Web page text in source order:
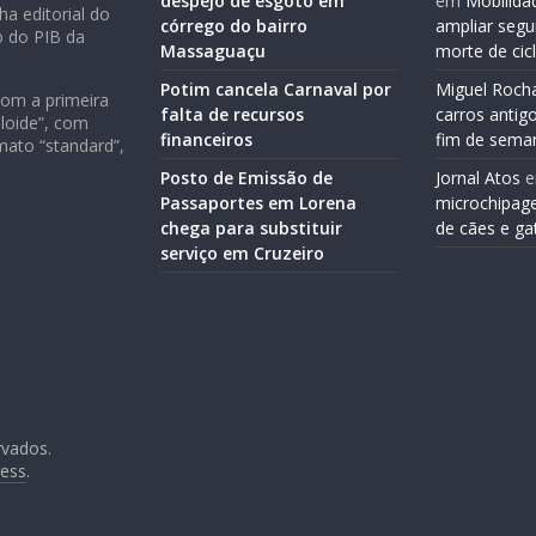
editorial do
do PIB da
a primeira
com
“standard”,
córrego do bairro
Massaguaçu
Potim cancela Carnaval por
falta de recursos
financeiros
Posto de Emissão de
Passaportes em Lorena
chega para substituir
serviço em Cruzeiro
ampliar
morte de
Miguel
carros
fim de
Jornal Atos
de cães e
.